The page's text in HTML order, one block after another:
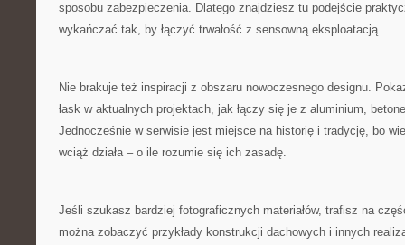
sposobu zabezpieczenia. Dlatego znajdziesz tu podejście
wykańczać tak, by łączyć trwałość z sensowną eksploatacją.
Nie brakuje też inspiracji z obszaru nowoczesnego designu.
łask w aktualnych projektach, jak łączy się je z aluminium,
Jednocześnie w serwisie jest miejsce na historię i tradycję, bo
wciąż działa – o ile rozumie się ich zasadę.
Jeśli szukasz bardziej fotograficznych materiałów, trafisz na
można zobaczyć przykłady konstrukcji dachowych i innych